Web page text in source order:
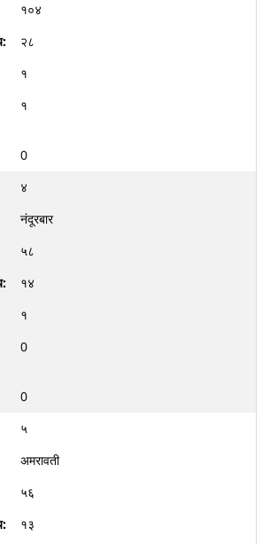
१०४
२८
१
१
0
४
नंदूरबार
५८
१४
१
0
0
५
अमरावती
५६
१३